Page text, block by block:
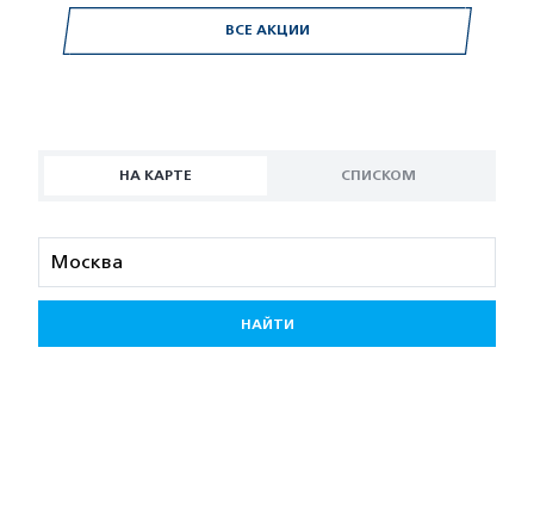
ВСЕ АКЦИИ
НА КАРТЕ СПИСКОМ
НАЙТИ